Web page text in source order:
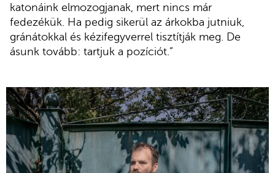
katonáink elmozogjanak, mert nincs már
fedezékük. Ha pedig sikerül az árkokba jutniuk,
gránátokkal és kézifegyverrel tisztítják meg. De
ásunk tovább: tartjuk a pozíciót.”